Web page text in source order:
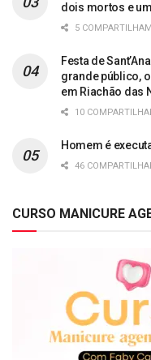
dois mortos e
5
Festa de
grande público,
em Riachão das
10
Homem é
46
CURSO MANICURE